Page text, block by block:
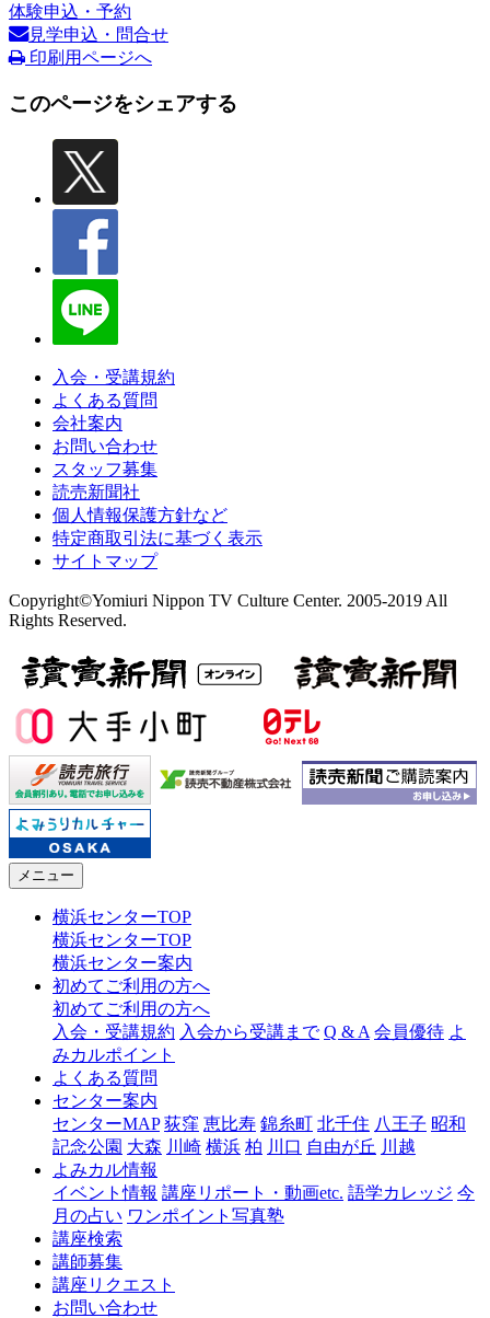
体験申込・予約
見学申込・問合せ
印刷用ページへ
このページをシェアする
入会・受講規約
よくある質問
会社案内
お問い合わせ
スタッフ募集
読売新聞社
個人情報保護方針など
特定商取引法に基づく表示
サイトマップ
Copyright©Yomiuri Nippon TV Culture Center. 2005-2019 All
Rights Reserved.
メニュー
横浜センターTOP
横浜センターTOP
横浜センター案内
初めてご利用の方へ
初めてご利用の方へ
入会・受講規約 入会から受講まで Q & A 会員優待 よ
みカルポイント
よくある質問
センター案内
センターMAP 荻窪 恵比寿 錦糸町 北千住 八王子 昭和
記念公園 大森 川崎 横浜 柏 川口 自由が丘 川越
よみカル情報
イベント情報 講座リポート・動画etc. 語学カレッジ 今
月の占い ワンポイント写真塾
講座検索
講師募集
講座リクエスト
お問い合わせ